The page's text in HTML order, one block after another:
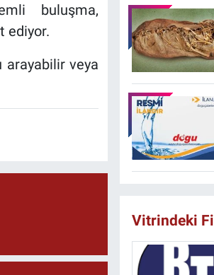
buluşma,
ediyor.
arayabilir veya
Vitrindeki